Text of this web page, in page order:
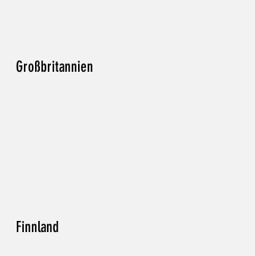
Großbritannien
Finnland